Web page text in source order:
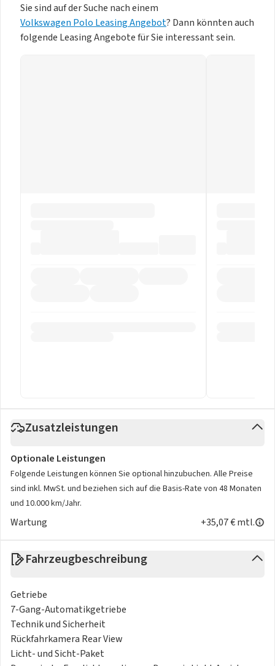
Sie sind auf der Suche nach einem
Volkswagen Polo Leasing Angebot? Dann könnten auch
folgende Leasing Angebote für Sie interessant sein.
Zusatzleistungen
Optionale Leistungen
Folgende Leistungen können Sie optional hinzubuchen. Alle Preise
sind inkl. MwSt. und beziehen sich auf die Basis-Rate von 48 Monaten
und 10.000 km/Jahr.
Wartung +35,07 € mtl.
Fahrzeugbeschreibung
Getriebe
7-Gang-Automatikgetriebe
Technik und Sicherheit
Rückfahrkamera Rear View
Licht- und Sicht-Paket